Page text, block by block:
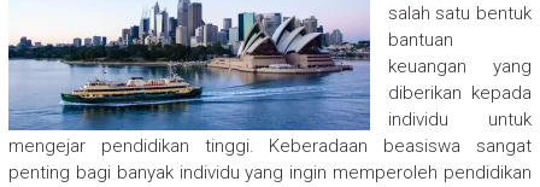
salah satu bentuk
bantuan
keuangan yang
diberikan kepada
individu untuk
mengejar pendidikan tinggi. Keberadaan beasiswa sangat
penting bagi banyak individu yang ingin memperoleh pendidikan